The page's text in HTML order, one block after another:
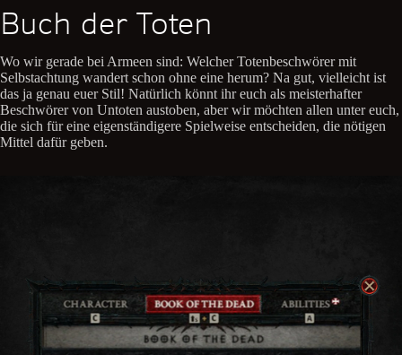
Buch der Toten
Wo wir gerade bei Armeen sind: Welcher Totenbeschwörer mit
Selbstachtung wandert schon ohne eine herum? Na gut, vielleicht ist
das ja genau euer Stil! Natürlich könnt ihr euch als meisterhafter
Beschwörer von Untoten austoben, aber wir möchten allen unter euch,
die sich für eine eigenständigere Spielweise entscheiden, die nötigen
Mittel dafür geben.